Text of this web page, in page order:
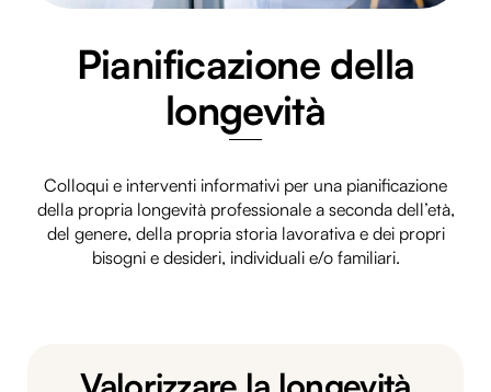
Pianificazione della
longevità
Colloqui e interventi informativi per una pianificazione
della propria longevità professionale a seconda dell’età,
del genere, della propria storia lavorativa e dei propri
bisogni e desideri, individuali e/o familiari.